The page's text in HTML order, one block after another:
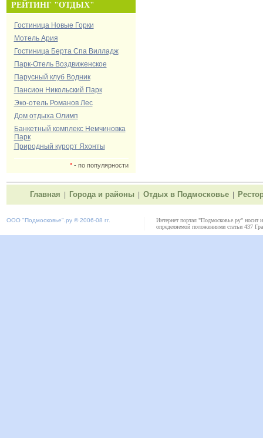
РЕЙТИНГ "ОТДЫХ"
Гостиница Новые Горки
Мотель Ария
Гостиница Берта Спа Вилладж
Парк-Отель Воздвиженское
Парусный клуб Водник
Пансион Никольский Парк
Эко-отель Романов Лес
Дом отдыха Олимп
Банкетный комплекс Немчиновка
Парк
Природный курорт Яхонты
*- по популярности
Главная Города и районы Отдых в Подмосковье
ООО "Подмосковье" .ру © 2006-08 гг.
Интернет портал "Подмосковье.ру" носит
определяемой положениями статьи 437